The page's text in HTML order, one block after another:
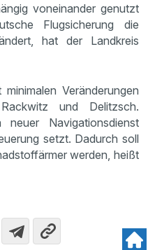
voneinander genutzt
Flugsicherung die
hat der Landkreis
Veränderungen
und Delitzsch.
Navigationsdienst
setzt. Dadurch soll
werden, heißt